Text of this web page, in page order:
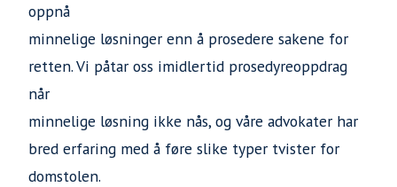
oppnå
minnelige løsninger enn å prosedere sakene for
retten. Vi påtar oss imidlertid prosedyreoppdrag
når
minnelige løsning ikke nås, og våre advokater har
bred erfaring med å føre slike typer tvister for
domstolen.